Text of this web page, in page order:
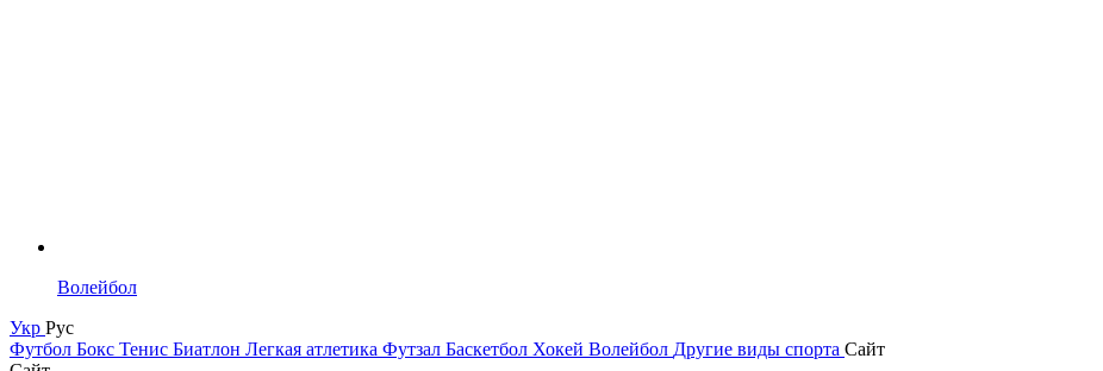
Волейбол
Укр Рус
Футбол Бокс Тенис Биатлон Легкая атлетика Футзал Баскетбол Хокей Волейбол Другие виды спорта Сайт